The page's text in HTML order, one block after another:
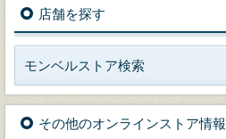
店舗を探す
モンベルストア検索
その他のオンラインストア情報